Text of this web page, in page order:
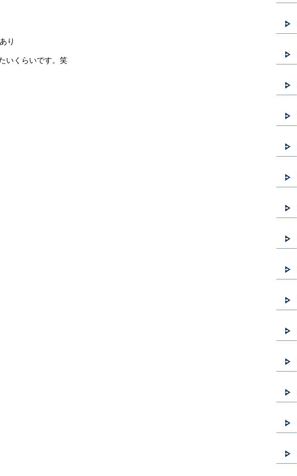
り
いくらいです。笑